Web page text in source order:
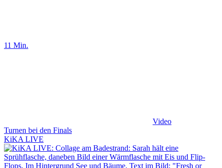
11 Min.
Video
Turnen bei den Finals
KiKA LIVE